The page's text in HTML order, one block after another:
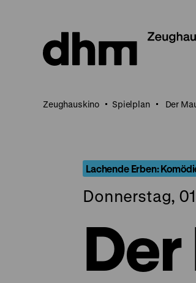
Seiteninhalt
springen
Zeughauskino Spielplan Der
Lachende Erben:
Donnerstag,